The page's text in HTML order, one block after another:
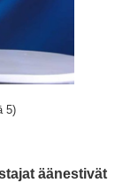
5)
äänestivät